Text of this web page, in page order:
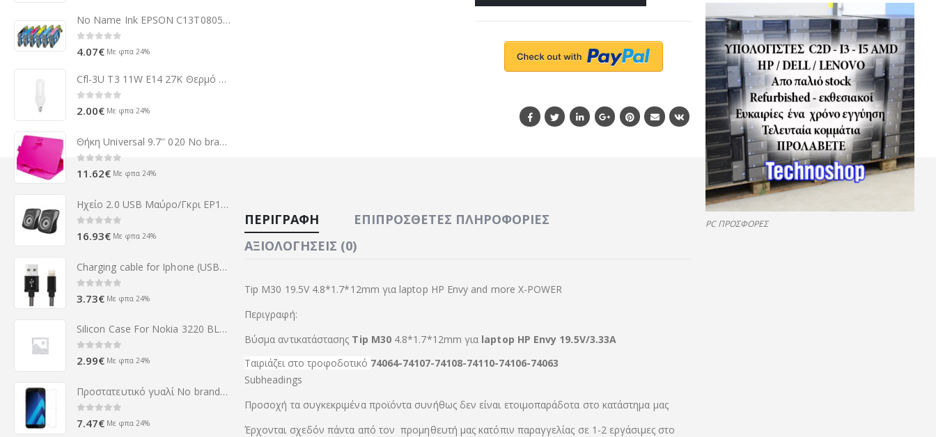
ΠΕΡΙΓΡΑΦΉ
ΕΠΙΠΡΌΣΘΕΤΕΣ ΠΛΗΡΟΦΟΡΊΕΣ
ΑΞΙΟΛΟΓΉΣΕΙΣ (0)
Tip M30 19.5V 4.8*1.7*12mm για laptop HP Envy and more X-POWER
Περιγραφή:
Βύσμα αντικατάστασης Tip M304.8*1.7*12mm για laptop HP Envy 19.5V/3.33A
Ταιριάζει στο τροφοδοτικό 74064-74107-74108-74110-74106-74063
Subheadings
Προσοχή τα συγκεκριμένα προϊόντα συνήθως δεν είναι ετοιμοπαράδοτα στο κατάστημα μας
Έρχονται σχεδόν πάντα από τον προμηθευτή μας κατόπιν παραγγελίας σε 1-2 εργάσιμες στο
No Name Ink EPSON C13T080540B0 Ανοιχτό Κυανό R265/R360/R560
4.07€ Με φπα 24%
Cfl-3U T3 11W E14 27K Θερμό L. Λαμπτήρας Οικονομίας
0 out of 5
2.00€ Με φπα 24%
Θήκη Universal 9.7'' 020 No brand, κυκλάμινο - 14665
0 out of 5
11.62€ Με φπα 24%
Ηχείο 2.0 USB Μαύρο/Γκρι EP140KE
16.93€ Με φπα 24%
Charging cable for Iphone (USB-Lightning) - 1,0 Meter (Black-Fishing Net)
3.73€ Με φπα 24%
Silicon Case For Nokia 3220 BLACK
0 out of 5
2.99€ Με φπα 24%
Προστατευτικό γυαλί No brand γυαλί για Samsung Galaxy Α7 2017, 0,3 χιλιοστών, Διάφανο - 52310
0out of 5
7.47€ Με φπα 24%
PC ΠΡΟΣΦΟΡΕΣ